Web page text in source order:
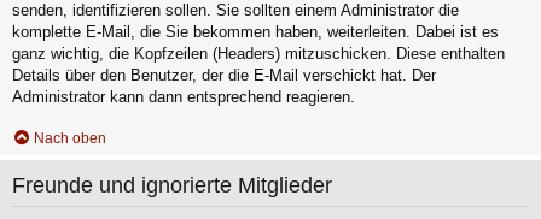
senden, identifizieren sollen. Sie sollten einem Administrator die
komplette E-Mail, die Sie bekommen haben, weiterleiten. Dabei ist es
ganz wichtig, die Kopfzeilen (Headers) mitzuschicken. Diese enthalten
Details über den Benutzer, der die E-Mail verschickt hat. Der
Administrator kann dann entsprechend reagieren.
Nach oben
Freunde und ignorierte Mitglieder